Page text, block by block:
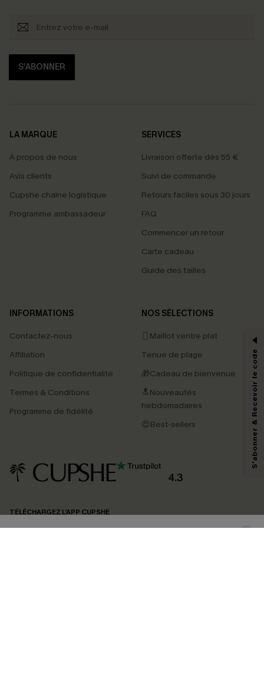
S'ABONNER
LA MARQUE
À propos de nous
Avis clients
Cupshe chaîne logistique
Programme ambassadeur
SERVICES
Livraison offerte dès 55 €
Suivi de commande
Retours faciles sous 30 jours
FAQ
Commencer un retour
Carte cadeau
Guide des tailles
INFORMATIONS
Contactez-nous
Affiliation
Politique de confidentialité
Termes & Conditions
Programme de fidélité
NOS SÉLECTIONS
🩱Maillot ventre plat
Tenue de plage
🎁Cadeau de bienvenue
🔝Nouveautés
hebdomadaires
😍Best-sellers
4.3
TÉLÉCHARGEZ L’APP CUPSHE
PROFITEZ DE -15%
-15% dès 2 Achetés par E-mail
En soumettant votre adresse e-mail, vous acceptez de recevoir des e-mails
marketing (y compris du contenu généré par l'IA) de Cupshe et
reconnaissez avoir pris connaissance de nos
pouvons utiliser les données collectées sur notre site ainsi que des
produits susceptibles de vous intéresser, conformément à notre
Politique de
confidentialité
. Vous pouvez vous désabonner à tout moment.
S'abonner & Recevoir le code